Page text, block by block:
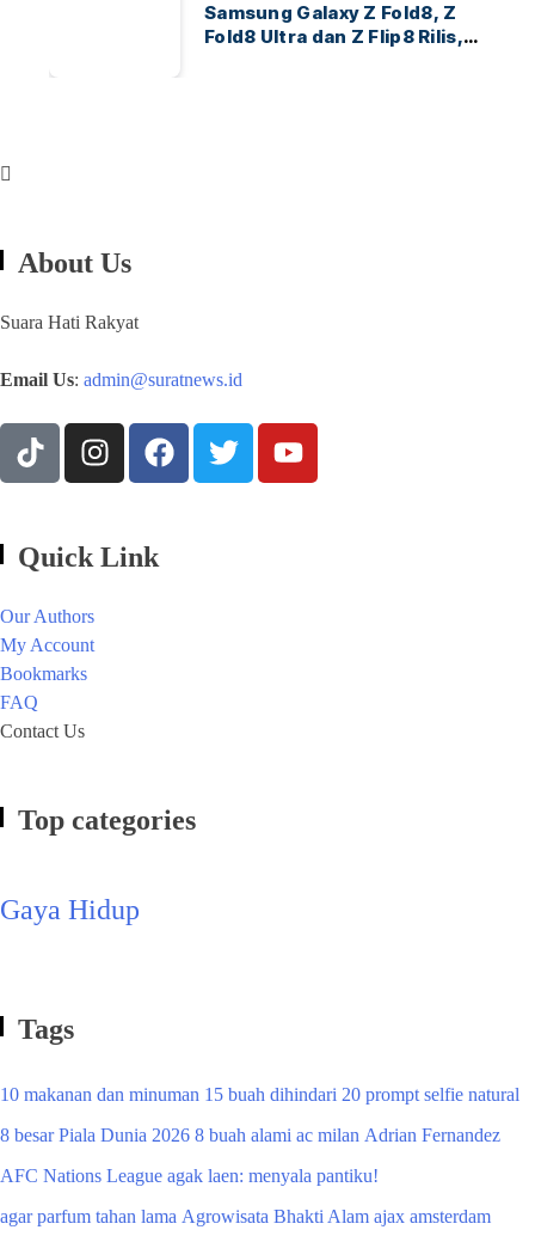
Samsung Galaxy Z Fold8, Z
Fold8 Ultra dan Z Flip8 Rilis,
About Us
Suara Hati Rakyat
Email Us: admin@suratnews.id
Quick Link
Our Authors
My Account
Bookmarks
FAQ
Contact Us
Top categories
Gaya Hidup
Tags
10 makanan dan minuman 15 buah dihindari 20 prompt selfie natural
8 besar Piala Dunia 2026 8 buah alami ac milan Adrian Fernandez
AFC Nations League agak laen: menyala pantiku!
agar parfum tahan lama Agrowisata Bhakti Alam ajax amsterdam